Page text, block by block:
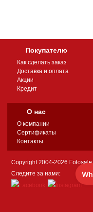
Покупателю
Как сделать заказ
Доставка и оплата
Акции
Кредит
О нас
О компании
Сертификаты
Контакты
Copyright 2004-2026 Fotosale
Следите за нами: